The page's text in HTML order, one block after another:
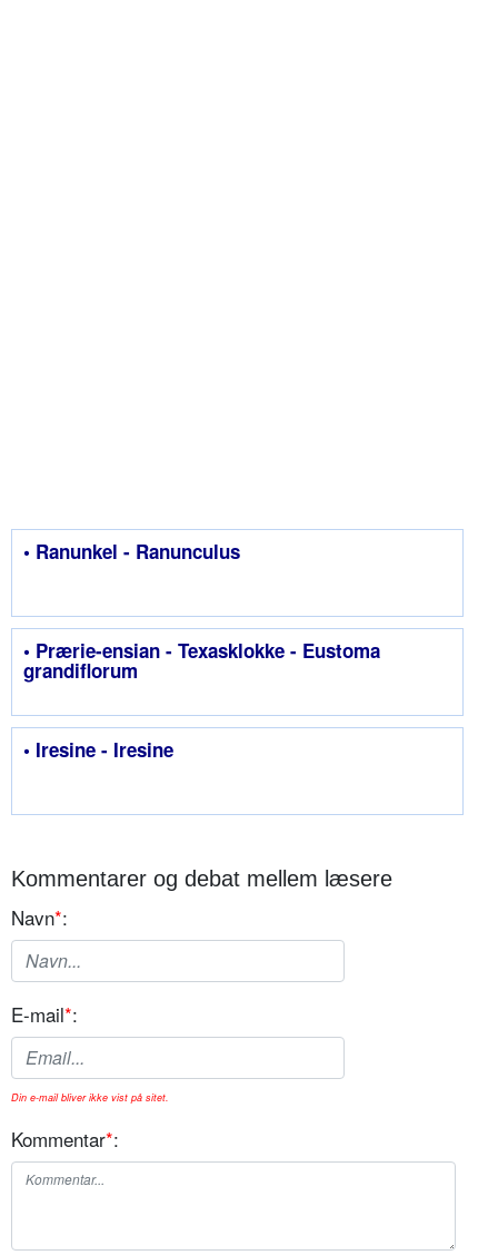
• Ranunkel - Ranunculus
• Prærie-ensian - Texasklokke - Eustoma
grandiflorum
• Iresine - Iresine
Kommentarer og debat mellem læsere
Navn*:
E-mail*:
Din e-mail bliver ikke vist på sitet.
Kommentar*: